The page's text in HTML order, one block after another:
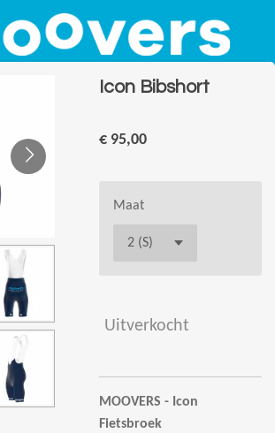
Icon Bibshort
€ 95,00
Maat
Uitverkocht
MOOVERS - Icon
Fietsbroek